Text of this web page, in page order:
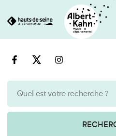
au
Cookies et traceurs utilisés sur ce